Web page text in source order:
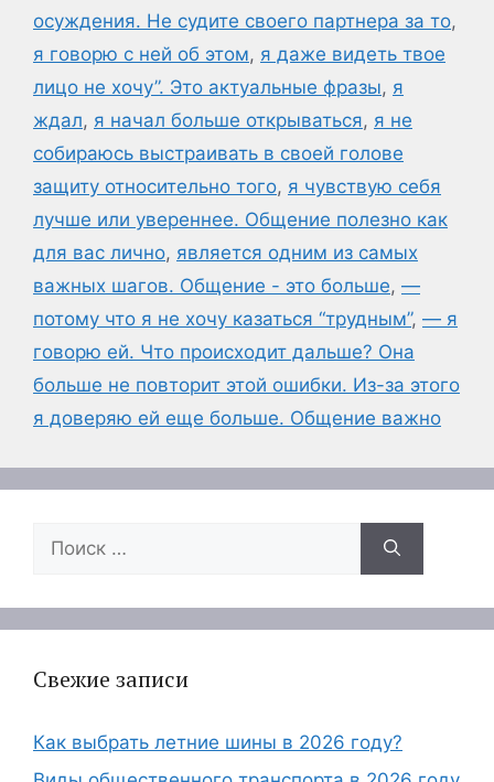
осуждения. Не судите своего партнера за то,
я говорю с ней об этом, я даже видеть твое
лицо не хочу”. Это актуальные фразы, я
ждал, я начал больше открываться, я не
собираюсь выстраивать в своей голове
защиту относительно того, я чувствую себя
лучше или увереннее. Общение полезно как
для вас лично, является одним из самых
важных шагов. Общение - это больше, —
потому что я не хочу казаться “трудным”, — я
говорю ей. Что происходит дальше? Она
больше не повторит этой ошибки. Из-за этого
я доверяю ей еще больше. Общение важно
Поиск:
Свежие записи
Как выбрать летние шины в 2026 году?